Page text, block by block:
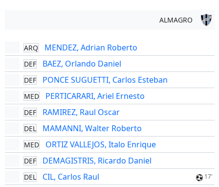
ALMAGRO
ARQ MENDEZ, Adrian Roberto
DEF BAEZ, Orlando Daniel
DEF PONCE SUGUETTI, Carlos Esteban
MED PERTICARARI, Ariel Ernesto
DEF RAMIREZ, Raul Oscar
DEL MAMANNI, Walter Roberto
MED ORTIZ VALLEJOS, Italo Enrique
DEF DEMAGISTRIS, Ricardo Daniel
DEL CIL, Carlos Raul 17'